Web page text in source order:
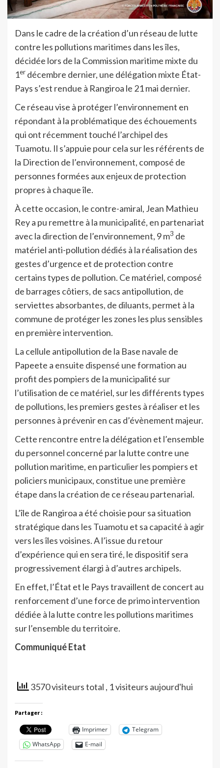
Dans le cadre de la création d’un réseau de lutte
contre les pollutions maritimes dans les îles,
décidée lors de la Commission maritime mixte du
1er décembre dernier, une délégation mixte État-
Pays s’est rendue à Rangiroa le 21 mai dernier.
Ce réseau vise à protéger l’environnement en
répondant à la problématique des échouements
qui ont récemment touché l’archipel des
Tuamotu. Il s’appuie pour cela sur les référents de
la Direction de l’environnement, composé de
personnes formées aux enjeux de protection
propres à chaque île.
À cette occasion, le contre-amiral, Jean Mathieu
Rey a pu remettre à la municipalité, en partenariat
avec la direction de l’environnement, 9 m3 de
matériel anti-pollution dédiés à la réalisation des
gestes d’urgence et de protection contre
certains types de pollution. Ce matériel, composé
de barrages côtiers, de sacs antipollution, de
serviettes absorbantes, de diluants, permet à la
commune de protéger les zones les plus sensibles
en première intervention.
La cellule antipollution de la Base navale de
Papeete a ensuite dispensé une formation au
profit des pompiers de la municipalité sur
l’utilisation de ce matériel, sur les différents types
de pollutions, les premiers gestes à réaliser et les
personnes à prévenir en cas d’évènement majeur.
Cette rencontre entre la délégation et l’ensemble
du personnel concerné par la lutte contre une
pollution maritime, en particulier les pompiers et
policiers municipaux, constitue une première
étape dans la création de ce réseau partenarial.
L’île de Rangiroa a été choisie pour sa situation
stratégique dans les Tuamotu et sa capacité à agir
vers les îles voisines. A l’issue du retour
d’expérience qui en sera tiré, le dispositif sera
progressivement élargi à d’autres archipels.
En effet, l’État et le Pays travaillent de concert au
renforcement d’une force de primo intervention
dédiée à la lutte contre les pollutions maritimes
sur l’ensemble du territoire.
Communiqué Etat
3570 visiteurs total , 1 visiteurs aujourd'hui
Partager :
Imprimer
Telegram
WhatsApp
E-mail